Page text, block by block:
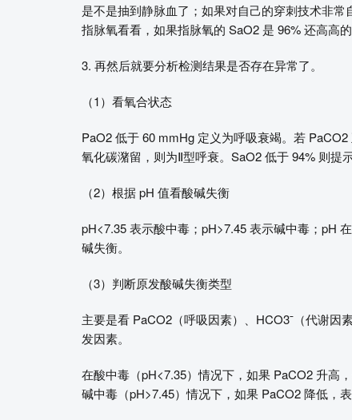
是不是抽到静脉血了；如果对自己的穿刺技术非
指脉氧看看，如果指脉氧的 SaO2 是 96% 还高高
3. 再然后就要分析检测结果是否存在异常了。
（1）看氧合状态
PaO2 低于 60 mmHg 定义为呼吸衰竭。若
氧化碳潴留，则为Ⅱ型呼衰。SaO2 低于 94% 则提示
（2）根据 pH 值看酸碱失衡
pH<7.35 表示酸中毒；pH>7.45 表示碱中毒；pH
碱失衡。
（3）判断原发酸碱失衡类型
主要是看 PaCO2（呼吸因素）、HCO3ˉ（代谢
发因素。
在酸中毒（pH<7.35）情况下，如果 PaCO2 升高
碱中毒（pH>7.45）情况下，如果 PaCO2 降低，